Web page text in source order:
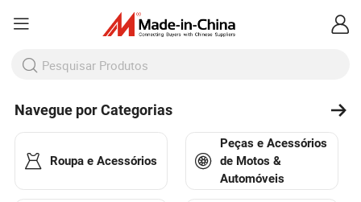
Navegue por Categorias
Roupa e Acessórios
Peças e Acessórios
de Motos &
Automóveis